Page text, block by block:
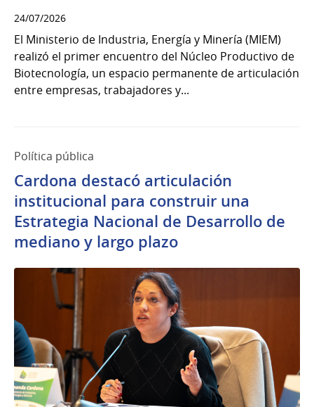
24/07/2026
El Ministerio de Industria, Energía y Minería (MIEM)
realizó el primer encuentro del Núcleo Productivo de
Biotecnología, un espacio permanente de articulación
entre empresas, trabajadores y...
Política pública
Cardona destacó articulación
institucional para construir una
Estrategia Nacional de Desarrollo de
mediano y largo plazo